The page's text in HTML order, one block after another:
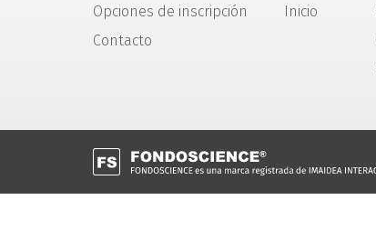
Opciones de inscripción
Contacto
Inicio